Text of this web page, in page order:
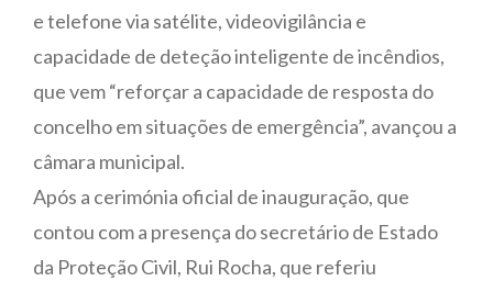
e telefone via satélite, videovigilância e
capacidade de deteção inteligente de incêndios,
que vem “reforçar a capacidade de resposta do
concelho em situações de emergência”, avançou a
câmara municipal.
Após a cerimónia oficial de inauguração, que
contou com a presença do secretário de Estado
da Proteção Civil, Rui Rocha, que referiu